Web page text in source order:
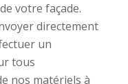
votre façade.
directement
un
tous
nos matériels à